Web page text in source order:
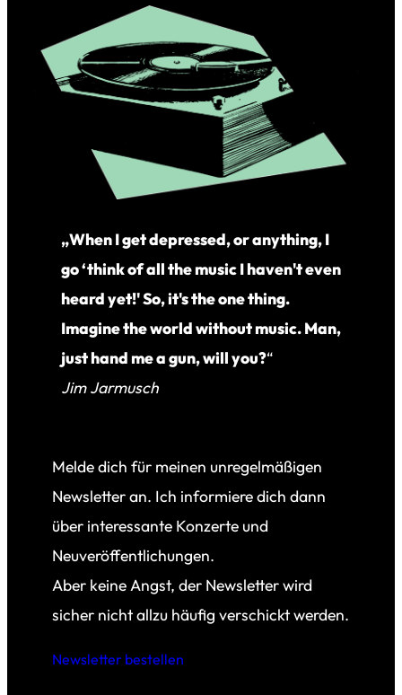
„When I get depressed, or anything, I
go ‘think of all the music I haven't even
heard yet!' So, it's the one thing.
Imagine the world without music. Man,
just hand me a gun, will you?“
Jim Jarmusch
Melde dich für meinen unregelmäßigen
Newsletter an. Ich informiere dich dann
über interessante Konzerte und
Neuveröffentlichungen.
Aber keine Angst, der Newsletter wird
sicher nicht allzu häufig verschickt werden.
Newsletter bestellen